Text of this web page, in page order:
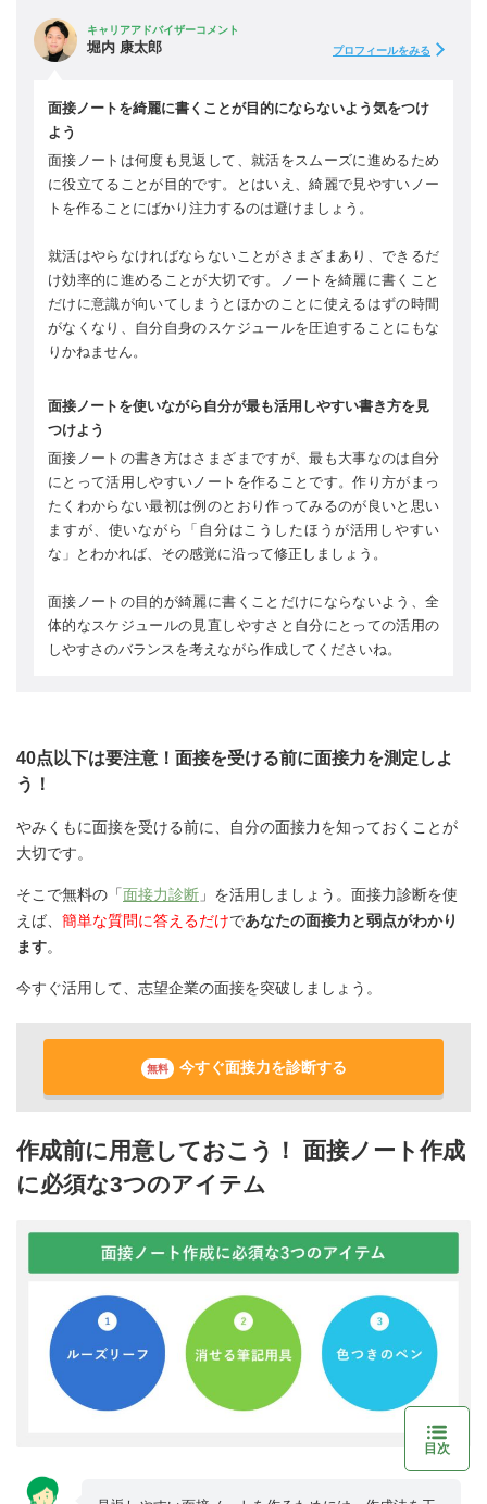
キャリアアドバイザーコメント
堀内 康太郎 プロフィールをみる
面接ノートを綺麗に書くことが目的にならないよう気をつけ
よう
面接ノートは何度も見返して、就活をスムーズに進めるため
に役立てることが目的です。とはいえ、綺麗で見やすいノー
トを作ることにばかり注力するのは避けましょう。
就活はやらなければならないことがさまざまあり、できるだ
け効率的に進めることが大切です。ノートを綺麗に書くこと
だけに意識が向いてしまうとほかのことに使えるはずの時間
がなくなり、自分自身のスケジュールを圧迫することにもな
りかねません。
面接ノートを使いながら自分が最も活用しやすい書き方を見
つけよう
面接ノートの書き方はさまざまですが、最も大事なのは自分
にとって活用しやすいノートを作ることです。作り方がまっ
たくわからない最初は例のとおり作ってみるのが良いと思い
ますが、使いながら「自分はこうしたほうが活用しやすい
な」とわかれば、その感覚に沿って修正しましょう。
面接ノートの目的が綺麗に書くことだけにならないよう、全
体的なスケジュールの見直しやすさと自分にとっての活用の
しやすさのバランスを考えながら作成してくださいね。
40点以下は要注意！面接を受ける前に面接力を測定しよ
う！
やみくもに面接を受ける前に、自分の面接力を知っておくことが
大切です。
そこで無料の「面接力診断 」を活用しましょう。面接力診断を使
えば、 簡単な質問に答えるだけであなたの面接力と弱点がわかり
ます。
今すぐ活用して、志望企業の面接を突破しましょう。
無料 今すぐ面接力を診断する
作成前に用意しておこう！ 面接ノート作成
に必須な3つのアイテム
目次